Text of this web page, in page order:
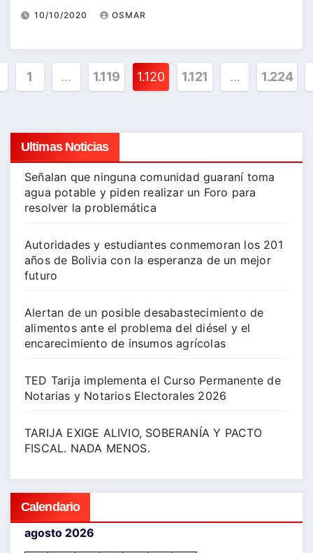
10/10/2020 OSMAR
1 … 1.119 1.120 1.121 … 1.224
Ultimas Noticias
Señalan que ninguna comunidad guaraní toma
agua potable y piden realizar un Foro para
resolver la problemática
Autoridades y estudiantes conmemoran los 201
años de Bolivia con la esperanza de un mejor
futuro
Alertan de un posible desabastecimiento de
alimentos ante el problema del diésel y el
encarecimiento de insumos agrícolas
TED Tarija implementa el Curso Permanente de
Notarias y Notarios Electorales 2026
TARIJA EXIGE ALIVIO, SOBERANÍA Y PACTO
FISCAL. NADA MENOS.
Calendario
agosto 2026